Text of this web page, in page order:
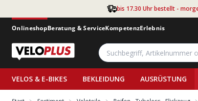
bis 17.30 Uhr bestellt -
OnlineshopBeratung & ServiceKompetenzErlebnis
VELOS & E-BIKES BEKLEIDUNG AUSRÜSTUNG